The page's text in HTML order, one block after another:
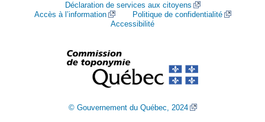
Déclaration de services aux citoyens
Accès à l’information
Politique de confidentialité
Accessibilité
© Gouvernement du Québec, 2024